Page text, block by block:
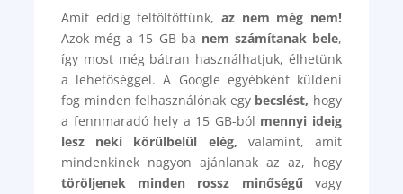
Amit eddig feltöltöttünk, az nem még nem!
Azok még a 15 GB-ba nem számítanak bele,
így most még bátran használhatjuk, élhetünk
a lehetőséggel. A Google egyébként küldeni
fog minden felhasználónak egy becslést, hogy
a fennmaradó hely a 15 GB-ból mennyi ideig
lesz neki körülbelül elég, valamint, amit
mindenkinek nagyon ajánlanak az az, hogy
töröljenek minden rossz minőségűvagy